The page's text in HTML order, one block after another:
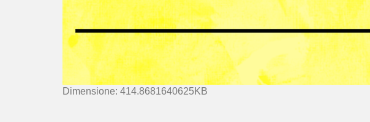
C
Dimensione: 414.8681640625KB